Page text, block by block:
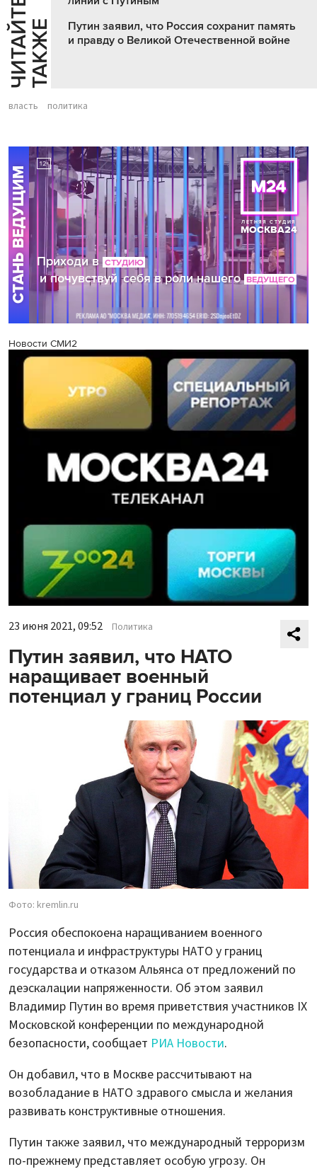
Ч
И
Т
АЙ
Т
Е
Т
А
К
ЖЕ
Путин заявил, что Россия сохранит память
и правду о Великой Отечественной войне
власть политика
Новости СМИ2
23 июня 2021, 09:52 Политика
Путин заявил, что НАТО
наращивает военный
потенциал у границ России
Фото: kremlin.ru
Россия обеспокоена наращиванием военного
потенциала и инфраструктуры НАТО у границ
государства и отказом Альянса от предложений по
деэскалации напряженности. Об этом заявил
Владимир Путин во время приветствия участников IХ
Московской конференции по международной
безопасности, сообщает РИА Новости.
Он добавил, что в Москве рассчитывают на
возобладание в НАТО здравого смысла и желания
развивать конструктивные отношения.
Путин также заявил, что международный терроризм
по-прежнему представляет особую угрозу. Он